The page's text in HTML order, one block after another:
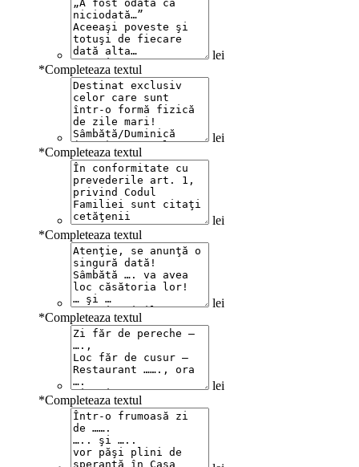
lei
*Completeaza textul
lei
*Completeaza textul
lei
*Completeaza textul
lei
*Completeaza textul
lei
*Completeaza textul